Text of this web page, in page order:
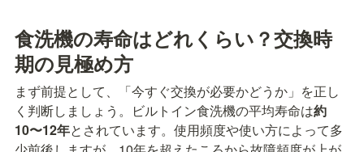
食洗機の寿命はどれくらい？交換時
期の見極め方
まず前提として、「今すぐ交換が必要かどうか」を正し
く判断しましょう。ビルトイン食洗機の平均寿命は約
10〜12年とされています。使用頻度や使い方によって多